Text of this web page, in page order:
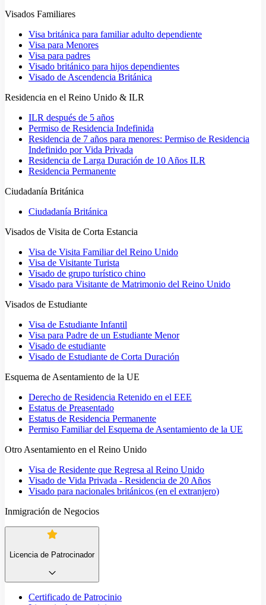
Visados Familiares
Visa británica para familiar adulto dependiente
Visa para Menores
Visa para padres
Visado británico para hijos dependientes
Visado de Ascendencia Británica
Residencia en el Reino Unido & ILR
ILR después de 5 años
Permiso de Residencia Indefinida
Residencia de 7 años para menores: Permiso de Residencia
Indefinido por Vida Privada
Residencia de Larga Duración de 10 Años ILR
Residencia Permanente
Ciudadanía Británica
Ciudadanía Británica
Visados de Visita de Corta Estancia
Visa de Visita Familiar del Reino Unido
Visa de Visitante Turista
Visado de grupo turístico chino
Visado para Visitante de Matrimonio del Reino Unido
Visados de Estudiante
Visa de Estudiante Infantil
Visa para Padre de un Estudiante Menor
Visado de estudiante
Visado de Estudiante de Corta Duración
Esquema de Asentamiento de la UE
Derecho de Residencia Retenido en el EEE
Estatus de Preasentado
Estatus de Residencia Permanente
Permiso Familiar del Esquema de Asentamiento de la UE
Otro Asentamiento en el Reino Unido
Visa de Residente que Regresa al Reino Unido
Visado de Vida Privada - Residencia de 20 Años
Visado para nacionales británicos (en el extranjero)
Inmigración de Negocios
Licencia de Patrocinador
Certificado de Patrocinio